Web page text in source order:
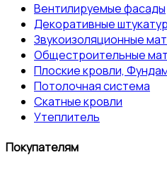
Вентилируемые фасады
Декоративные
Звукоизоляционные
Общестроительные
Плоские кровли,
Потолочная система
Скатные кровли
Утеплитель
Покупателям